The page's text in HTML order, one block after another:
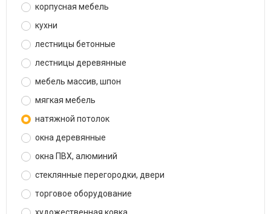
корпусная мебель
кухни
лестницы бетонные
лестницы деревянные
мебель массив, шпон
мягкая мебель
натяжной потолок
окна деревянные
окна ПВХ, алюминий
стеклянные перегородки, двери
торговое оборудование